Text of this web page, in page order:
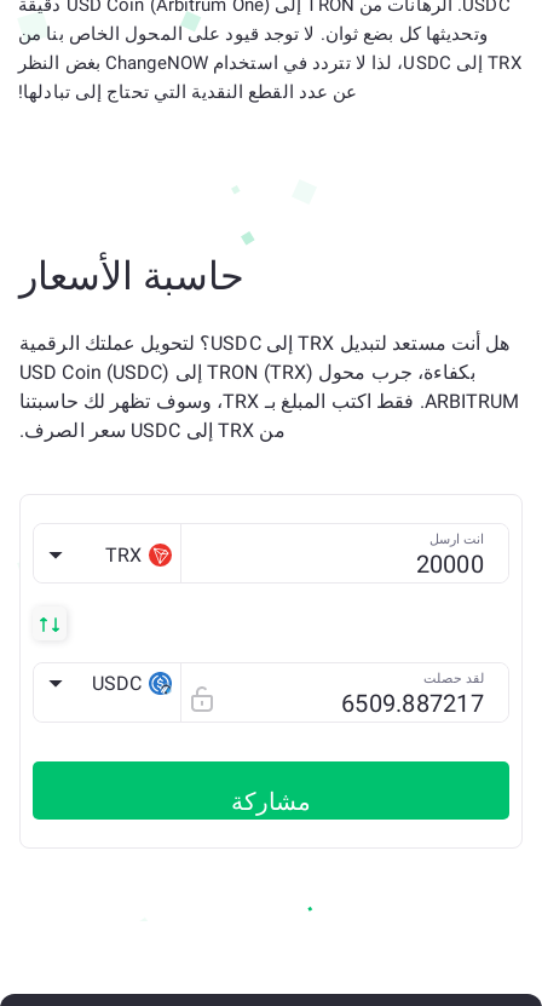
USDC. الرهانات من TRON إلى USD Coin (Arbitrum One) دقيقة
وتحديثها كل بضع ثوان. لا توجد قيود على المحول الخاص بنا من
TRX إلى USDC، لذا لا تتردد في استخدام ChangeNOW بغض النظر
عن عدد القطع النقدية التي تحتاج إلى تبادلها!
حاسبة الأسعار
هل أنت مستعد لتبديل TRX إلى USDC؟ لتحويل عملتك الرقمية
بكفاءة، جرب محول TRON (TRX) إلى USD Coin (USDC)
ARBITRUM. فقط اكتب المبلغ بـ TRX، وسوف تظهر لك حاسبتنا
من TRX إلى USDC سعر الصرف.
انت ارسل
TRX
لقد حصلت USDC
مشاركة